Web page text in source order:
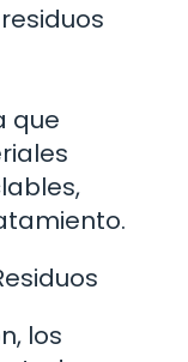
que
los